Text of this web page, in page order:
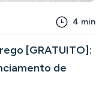
4 min
[GRATUITO]:
de